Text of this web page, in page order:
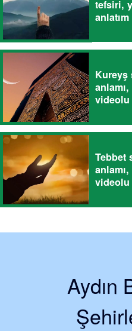
tefsiri,
anlatım
Kureyş
videolu
Tebbet
videolu
Aydın